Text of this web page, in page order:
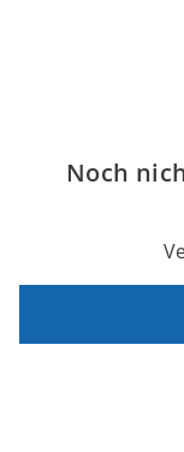
Noch